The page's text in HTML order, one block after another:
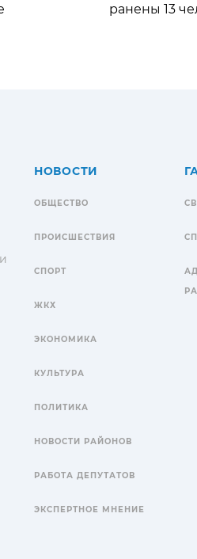
ранены 13
НОВОСТИ
ОБЩЕСТВО
ПРОИСШЕСТВИЯ
СПОРТ
ЖКХ
ЭКОНОМИКА
КУЛЬТУРА
ПОЛИТИКА
НОВОСТИ РАЙОНОВ
РАБОТА ДЕПУТАТОВ
ЭКСПЕРТНОЕ МНЕНИЕ